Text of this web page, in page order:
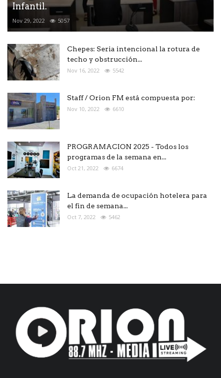
Infantil.
Nov 29, 2022 5057
Chepes: Seria intencional la rotura de
techo y obstrucción...
Nov 16, 2022 5542
Staff / Orion FM está compuesta por:
Nov 10, 2022 6610
PROGRAMACION 2025 - Todos los
programas de la semana en...
Oct 21, 2022 6674
La demanda de ocupación hotelera para
el fin de semana...
Oct 7, 2022 5462